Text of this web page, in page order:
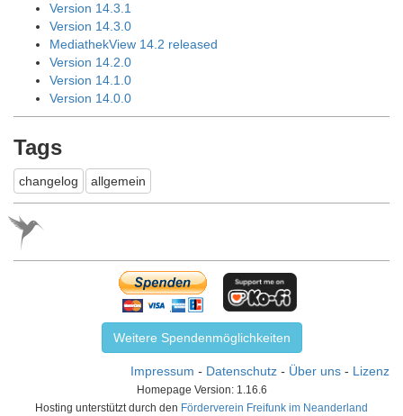
Version 14.3.1
Version 14.3.0
MediathekView 14.2 released
Version 14.2.0
Version 14.1.0
Version 14.0.0
Tags
changelog allgemein
Weitere Spendenmöglichkeiten
Impressum - Datenschutz - Über uns - Lizenz
Homepage Version: 1.16.6
Hosting unterstützt durch den Förderverein Freifunk im Neanderland